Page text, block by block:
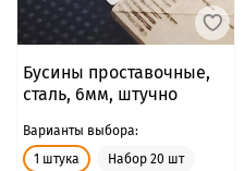
Бусины проставочные,
сталь, 6мм, штучно
Варианты выбора:
1 штука
Набор 20 шт